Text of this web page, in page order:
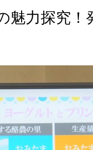
魅力探究！